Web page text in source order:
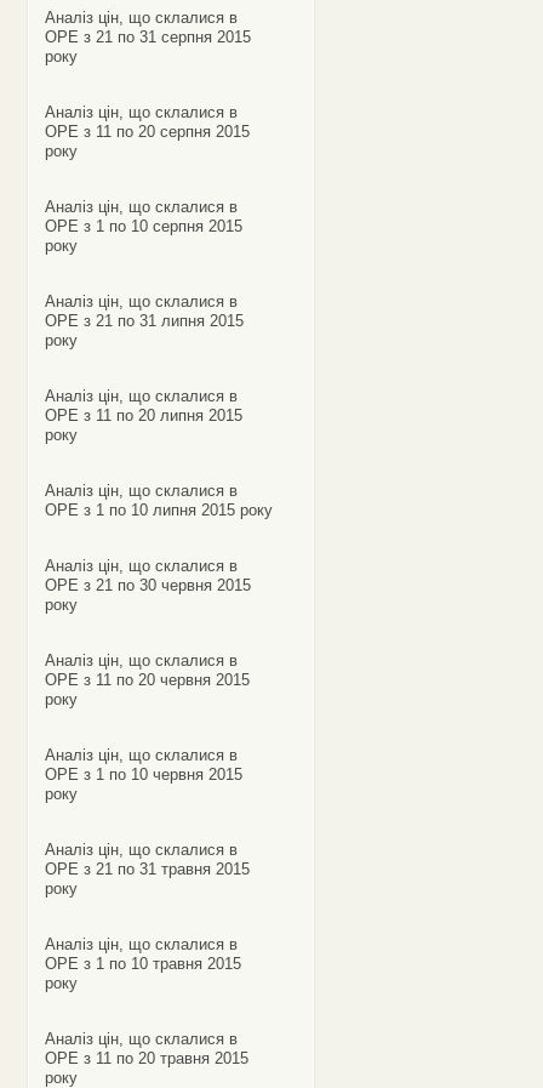
Аналіз цін, що склалися в
ОРЕ з 21 по 31 серпня 2015
року
Аналіз цін, що склалися в
ОРЕ з 11 по 20 серпня 2015
року
Аналіз цін, що склалися в
ОРЕ з 1 по 10 серпня 2015
року
Аналіз цін, що склалися в
ОРЕ з 21 по 31 липня 2015
року
Аналіз цін, що склалися в
ОРЕ з 11 по 20 липня 2015
року
Аналіз цін, що склалися в
ОРЕ з 1 по 10 липня 2015 року
Аналіз цін, що склалися в
ОРЕ з 21 по 30 червня 2015
року
Аналіз цін, що склалися в
ОРЕ з 11 по 20 червня 2015
року
Аналіз цін, що склалися в
ОРЕ з 1 по 10 червня 2015
року
Аналіз цін, що склалися в
ОРЕ з 21 по 31 травня 2015
року
Аналіз цін, що склалися в
ОРЕ з 1 по 10 травня 2015
року
Аналіз цін, що склалися в
ОРЕ з 11 по 20 травня 2015
року